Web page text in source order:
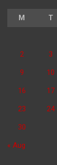
M T
2 3
9 10
16 17
23 24
30
« Aug